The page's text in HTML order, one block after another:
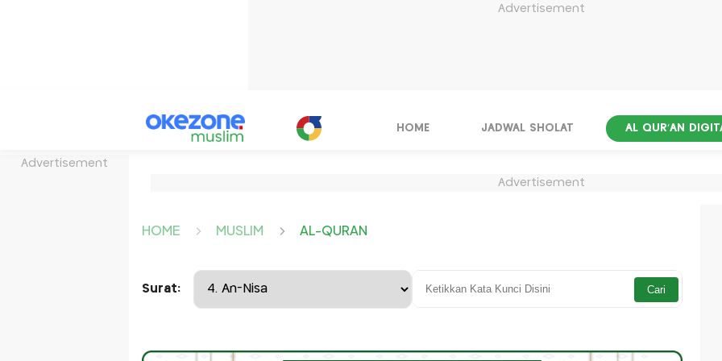
Advertisement
Advertisement
HOME JADWAL SHOLAT AL QUR'AN
Advertisement
HOME MUSLIM AL-QURAN
Surat: